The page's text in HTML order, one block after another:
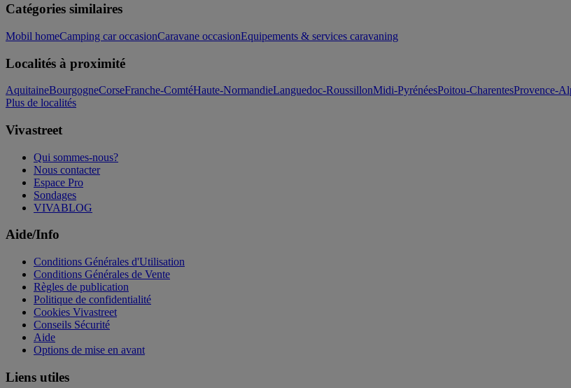
Catégories similaires
Mobil homeCamping car occasionCaravane occasionEquipements & services caravaning
Localités à proximité
AquitaineBourgogneCorseFranche-ComtéHaute-NormandieLanguedoc-RoussillonMidi-PyrénéesPoitou-CharentesProvence-
Plus de localités
Vivastreet
Qui sommes-nous?
Nous contacter
Espace Pro
Sondages
VIVABLOG
Aide/Info
Conditions Générales d'Utilisation
Conditions Générales de Vente
Règles de publication
Politique de confidentialité
Cookies Vivastreet
Conseils Sécurité
Aide
Options de mise en avant
Liens utiles